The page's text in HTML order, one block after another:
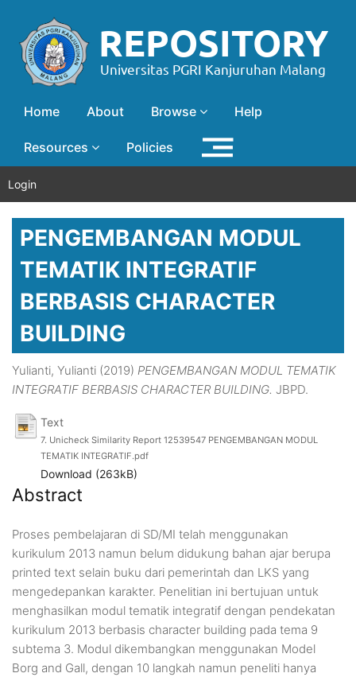
Home About Browse Help
Resources Policies
Login
PENGEMBANGAN MODUL
TEMATIK INTEGRATIF
BERBASIS CHARACTER
BUILDING
Yulianti, Yulianti (2019) PENGEMBANGAN MODUL TEMATIK
INTEGRATIF BERBASIS CHARACTER BUILDING. JBPD.
Text
7. Unicheck Similarity Report 12539547 PENGEMBANGAN MODUL
TEMATIK INTEGRATIF.pdf
Download (263kB)
Abstract
Proses pembelajaran di SD/MI telah menggunakan
kurikulum 2013 namun belum didukung bahan ajar berupa
printed text selain buku dari pemerintah dan LKS yang
mengedepankan karakter. Penelitian ini bertujuan untuk
menghasilkan modul tematik integratif dengan pendekatan
kurikulum 2013 berbasis character building pada tema 9
subtema 3. Modul dikembangkan menggunakan Model
Borg and Gall, dengan 10 langkah namun peneliti hanya